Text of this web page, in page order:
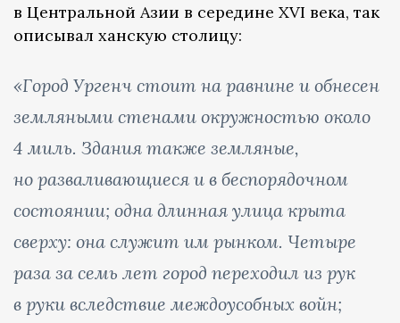
в Центральной Азии в середине XVI века, так
описывал ханскую столицу:
«Город Ургенч стоит на равнине и обнесен
земляными стенами окружностью около
4 миль. Здания также земляные,
но разваливающиеся и в беспорядочном
состоянии; одна длинная улица крыта
сверху: она служит им рынком. Четыре
раза за семь лет город переходил из рук
в руки вследствие междоусобных войн;